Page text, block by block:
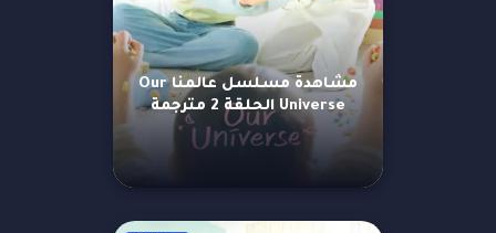
مشاهدة مسلسل عالمنا Our
Universe الحلقة 2 مترجمة